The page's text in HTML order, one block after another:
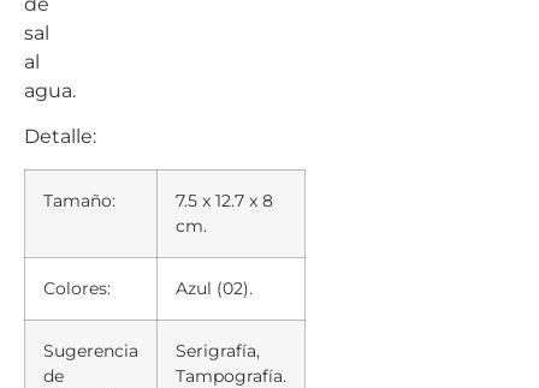
sal
al
agua.
Detalle:
Tamaño:
7.5 x 12.7 x 8
cm.
Colores: Azul (02).
Sugerencia
de
Serigrafía,
Tampografía.